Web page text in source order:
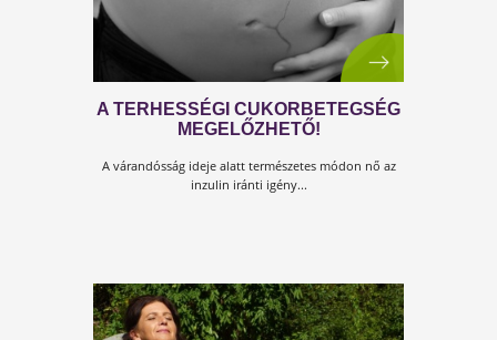
10 VESZÉLYES,
EGÉSZSÉGROMBOLÓ DOLOG, ÉS
MEGOLDÁS EZEKRE